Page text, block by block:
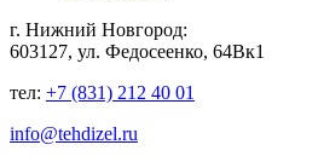
г. Нижний Новгород:
603127, ул. Федосеенко, 64Вк1
тел: +7 (831) 212 40 01
info@tehdizel.ru